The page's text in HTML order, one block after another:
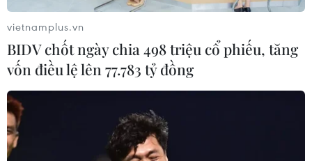
Thành
06/08/2026 09:05
tông của xe tải cẩu, 2 người thoát
chết
06/08/2026 09:00
vietnamplus.vn
BIDV chốt ngày chia 498 triệu cổ phiếu, tăng
vốn điều lệ lên 77.783 tỷ đồng